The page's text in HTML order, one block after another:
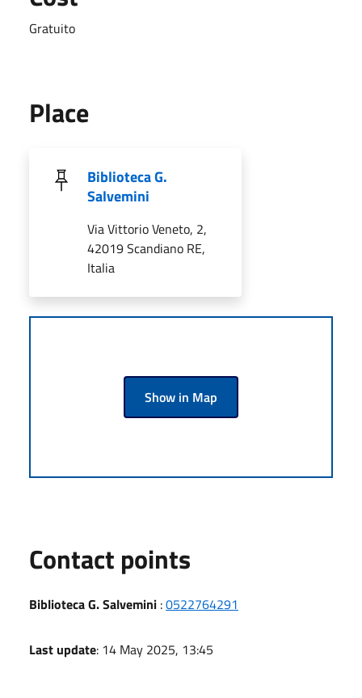
Gratuito
Place
Biblioteca G.
Salvemini
Via Vittorio Veneto, 2,
42019 Scandiano RE,
Italia
Show in Map
Contact points
Biblioteca G. Salvemini :0522764291
Last update: 14 May 2025, 13:45